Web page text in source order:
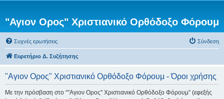
"Αγιον Ορος" Χριστιανικό Ορθόδοξο Φόρουμ
Συχνές ερωτήσεις Σύνδεση
Ευρετήριο Δ. Συζήτησης
"Αγιον Ορος" Χριστιανικό Ορθόδοξο Φόρουμ - Όροι χρήσης
Με την πρόσβαση στο “"Αγιον Ορος" Χριστιανικό Ορθόδοξο Φόρουμ” (εφεξής